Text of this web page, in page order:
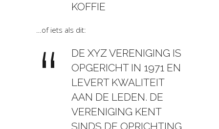
KOFFIE
…of iets als dit:
DE XYZ VERENIGING IS
OPGERICHT IN 1971 EN
LEVERT KWALITEIT
AAN DE LEDEN. DE
VERENIGING KENT
SINDS DE OPRICHTING